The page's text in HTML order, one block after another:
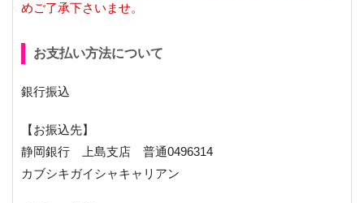
めご了承下さいませ。
お支払い方法について
銀行振込
【お振込先】
静岡銀行 上島支店 普通0496314
カブシキガイシャキャリアン